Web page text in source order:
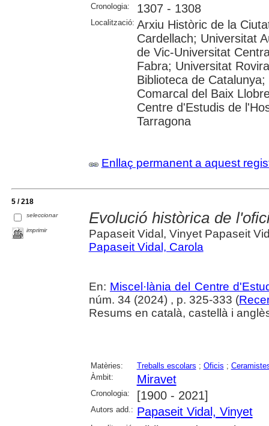
Cronologia: 1307 - 1308
Localització: Arxiu Històric de la
Cardellach; Universitat
de Vic-Universitat
Fabra; Universitat
Biblioteca de
Comarcal del Baix
Centre d'Estudis de
Tarragona
Enllaç permanent a aquest
5 / 218
seleccionar
imprimir
Evolució històrica de
Papaseit Vidal, Vinyet Papaseit
Papaseit Vidal, Carola
En: Miscel·lània del Centre
núm. 34 (2024) , p. 325-333 (
Resums en català, castellà i
Matèries: Treballs escolars ; Oficis ;
Àmbit:
Miravet
Cronologia: [1900 - 2021]
Autors add.: Papaseit Vidal, Vinyet